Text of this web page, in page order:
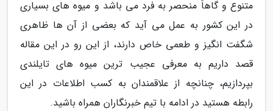
متنوع و گاهاً منحصر به فرد می باشد و میوه های بسیاری
در این کشور به عمل می آید که بعضی از آن ها ظاهری
شگفت انگیز و طعمی خاص دارند، از این رو در این مقاله
قصد داریم به معرفی عجیب ترین میوه های تایلندی
بپردازیم، چنانچه از علاقمندان به کسب اطلاعات در این
رابطه هستید در ادامه با تیم خبرنگاران همراه باشید.